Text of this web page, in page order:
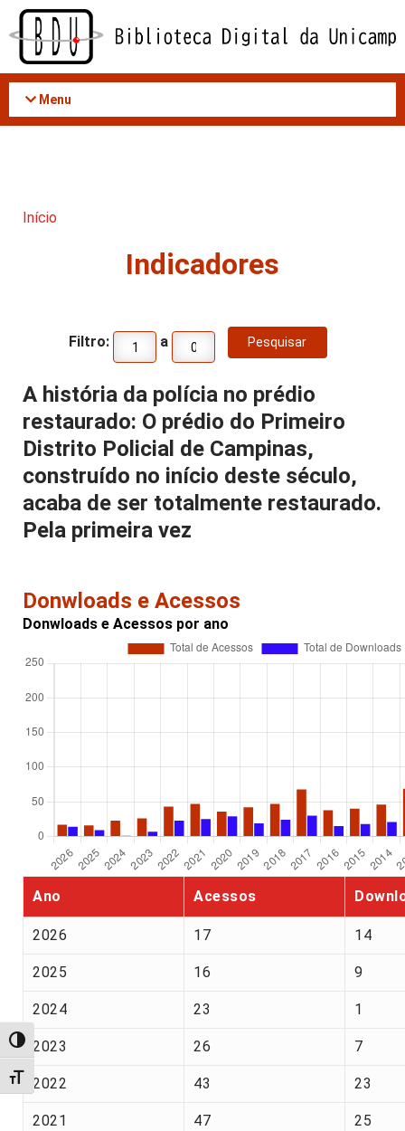
Acessar
conteúdo
Alternar alto contraste
Alternar tamanho da fonte
Menu
Início
Indicadores
Filtro: a
A história da polícia no prédio
restaurado: O prédio do Primeiro
Distrito Policial de Campinas,
construído no início deste século,
acaba de ser totalmente restaurado.
Pela primeira vez
Donwloads e Acessos
Donwloads e Acessos por ano
Ano Acessos
2026 17 14
2025 16 9
2024 23 1
2023 26 7
2022 43 23
2021 47 25